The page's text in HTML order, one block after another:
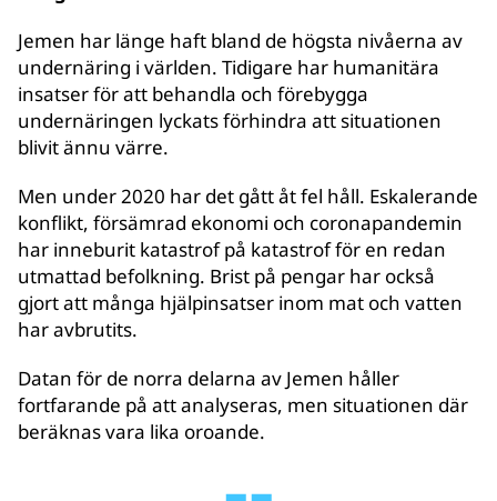
Jemen har länge haft bland de högsta nivåerna av
undernäring i världen. Tidigare har humanitära
insatser för att behandla och förebygga
undernäringen lyckats förhindra att situationen
blivit ännu värre.
Men under 2020 har det gått åt fel håll. Eskalerande
konflikt, försämrad ekonomi och coronapandemin
har inneburit katastrof på katastrof för en redan
utmattad befolkning. Brist på pengar har också
gjort att många hjälpinsatser inom mat och vatten
har avbrutits.
Datan för de norra delarna av Jemen håller
fortfarande på att analyseras, men situationen där
beräknas vara lika oroande.